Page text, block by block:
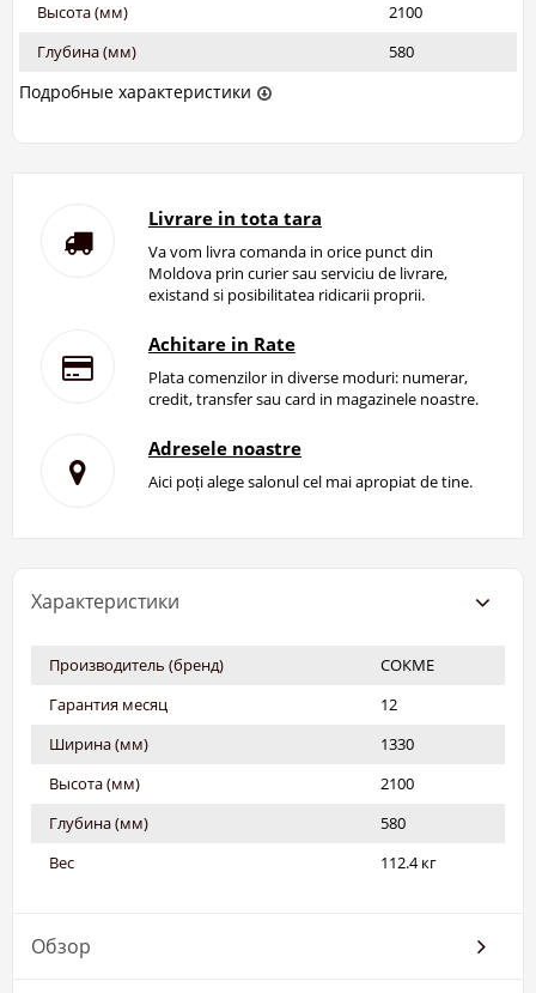
Высота (мм)
2100
Глубина (мм)
580
Подробные характеристики
Livrare in tota tara
Va vom livra comanda in orice punct din
Moldova prin curier sau serviciu de livrare,
existand si posibilitatea ridicarii proprii.
Achitare in Rate
Plata comenzilor in diverse moduri: numerar,
credit, transfer sau card in magazinele noastre.
Adresele noastre
Aici poți alege salonul cel mai apropiat de tine.
Характеристики
Производитель (бренд)
СОКМЕ
Гарантия месяц
12
Ширина (мм)
1330
Высота (мм)
2100
Глубина (мм)
580
Вес
112.4 кг
Обзор